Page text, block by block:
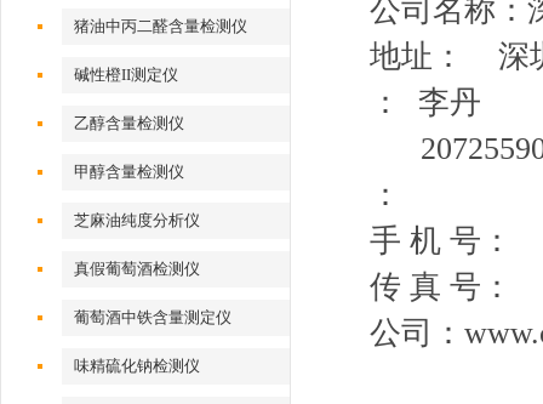
猪油中丙二醛含量检测仪
碱性橙II测定仪
乙醇含量检测仪
甲醇含量检测仪
芝麻油纯度分析仪
真假葡萄酒检测仪
葡萄酒中铁含量测定仪
味精硫化钠检测仪
公司名称：
地址： 深
： 李丹
：
手 机 号：
传 真
公司：